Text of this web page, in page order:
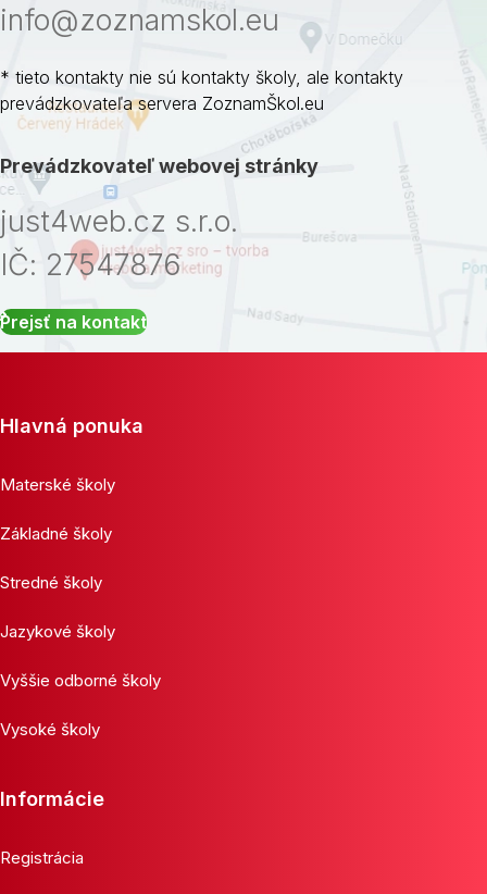
info@zoznamskol.eu
* tieto kontakty nie sú kontakty školy, ale kontakty
prevádzkovateľa servera ZoznamŠkol.eu
Prevádzkovateľ webovej stránky
just4web.cz s.r.o.
IČ: 27547876
Prejsť na kontakt
Hlavná ponuka
Materské školy
Základné školy
Stredné školy
Jazykové školy
Vyššie odborné školy
Vysoké školy
Informácie
Registrácia